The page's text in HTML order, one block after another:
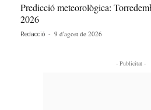
Predicció meteorològica:
2026
Redacció - 9 d'agost de 2026
- Publicitat -